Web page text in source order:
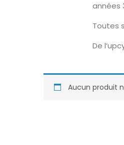
années
Toutes
De
Aucun produit